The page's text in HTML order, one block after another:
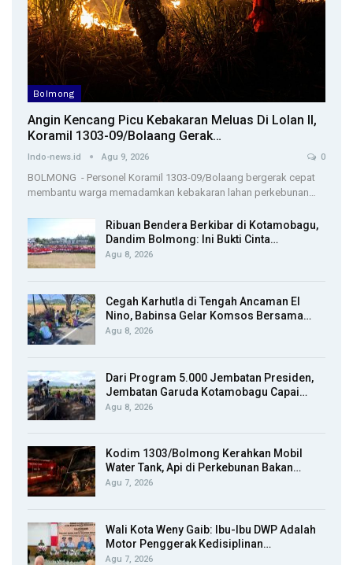
Bolmong
Angin Kencang Picu Kebakaran Meluas Di Lolan II,
Koramil 1303-09/Bolaang Gerak…
Indo-news.id Agu 9, 2026 0
BOLMONG - Personel Koramil 1303-09/Bolaang bergerak cepat
membantu warga memadamkan kebakaran lahan perkebunan…
Ribuan Bendera Berkibar di Kotamobagu,
Dandim Bolmong: Ini Bukti Cinta…
Agu 8, 2026
Cegah Karhutla di Tengah Ancaman El
Nino, Babinsa Gelar Komsos Bersama…
Agu 8, 2026
Dari Program 5.000 Jembatan Presiden,
Jembatan Garuda Kotamobagu Capai…
Agu 8, 2026
Kodim 1303/Bolmong Kerahkan Mobil
Water Tank, Api di Perkebunan Bakan…
Agu 7, 2026
Wali Kota Weny Gaib: Ibu-Ibu DWP Adalah
Motor Penggerak Kedisiplinan…
Agu 7, 2026